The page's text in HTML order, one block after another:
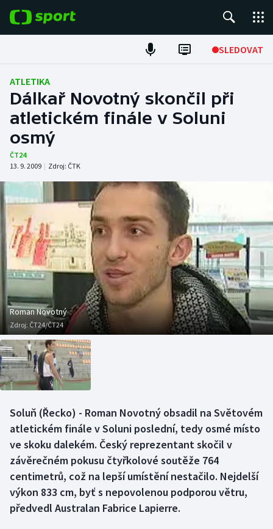
SLEDOVAT
Fotbal
Hokej
Tenis
Atletika
Cyklistika
DALŠÍ SPORTY
Americký fotbal
Baseball a softbal
Basketbal
Biatlon
Boby a skeleton
Curling
Dostihy
Florbal
NEPŘEHLÉDNĚTE
Soutěže
Historické návraty
Aplikace ČT sport
AZ kvíz
ATLETIKA
Dálkař Novotný skončil při
atletickém finále v Soluni
osmý
ČT24
13. 9. 2009 | Zdroj: ČTK
Roman Novotný
Zdroj: ČT24/ČT24
Soluň (Řecko) - Roman Novotný obsadil na Světovém
atletickém finále v Soluni poslední, tedy osmé místo
ve skoku dalekém. Český reprezentant skočil v
závěrečném pokusu čtyřkolové soutěže 764
centimetrů, což na lepší umístění nestačilo. Nejdelší
výkon 833 cm, byť s nepovolenou podporou větru,
předvedl Australan Fabrice Lapierre.